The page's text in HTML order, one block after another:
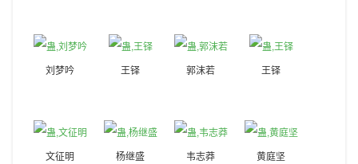
刘梦吟 王铎 郭沫若 王铎
文征明 杨继盛 韦志莽 黄庭坚